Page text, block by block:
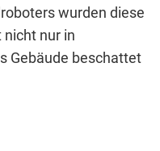
wurden diese
nur in
Gebäude beschattet